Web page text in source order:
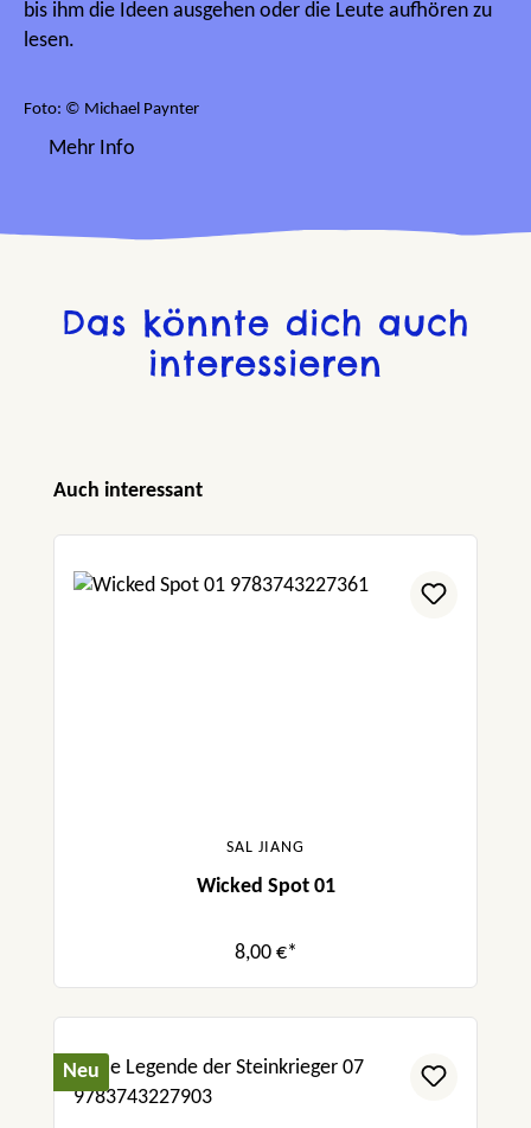
bis ihm die Ideen ausgehen oder die Leute aufhören zu
lesen.
Foto: © Michael Paynter
Mehr Info
Das könnte dich auch
interessieren
Produktgalerie überspringen
Auch interessant
SAL JIANG
Wicked Spot 01
8,00 €*
Neu